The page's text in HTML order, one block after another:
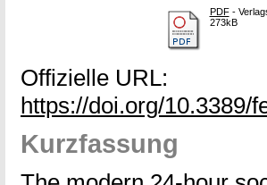
PDF-
273kB
Offizielle URL:
https://doi.org/10.3389/
Kurzfassung